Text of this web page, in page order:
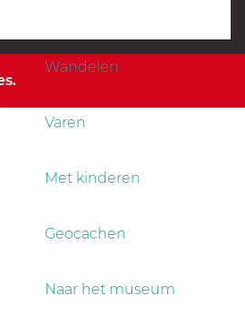
Wandelen
Varen
Met kinderen
Geocachen
Naar het museum